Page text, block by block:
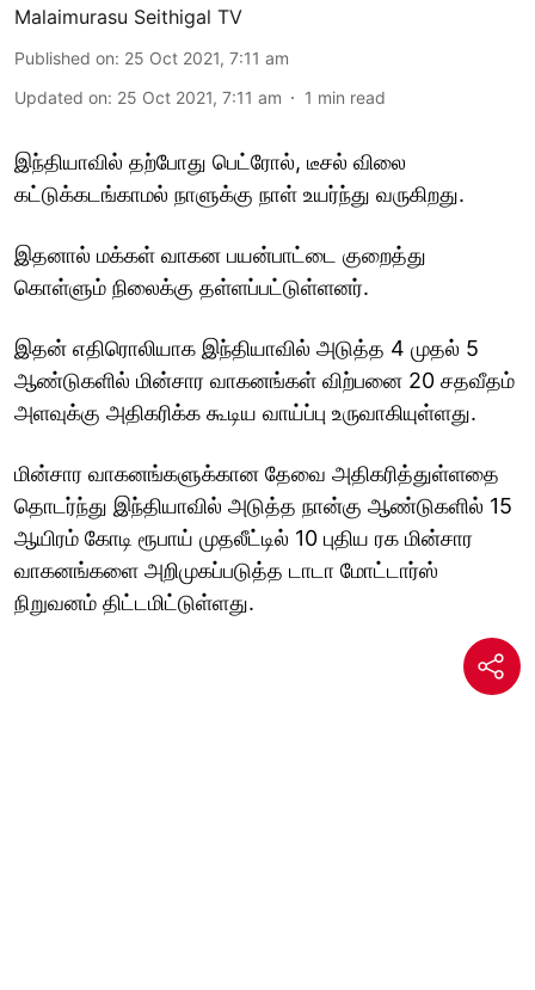
Malaimurasu Seithigal TV
Published on: 25 Oct 2021, 7:11 am
Updated on: 25 Oct 2021, 7:11 am 1 min read
இந்தியாவில் தற்போது பெட்ரோல், டீசல் விலை
கட்டுக்கடங்காமல் நாளுக்கு நாள் உயர்ந்து வருகிறது.
இதனால் மக்கள் வாகன பயன்பாட்டை குறைத்து
கொள்ளும் நிலைக்கு தள்ளப்பட்டுள்ளனர்.
இதன் எதிரொலியாக இந்தியாவில் அடுத்த 4 முதல் 5
ஆண்டுகளில் மின்சார வாகனங்கள் விற்பனை 20 சதவீதம்
அளவுக்கு அதிகரிக்க கூடிய வாய்ப்பு உருவாகியுள்ளது.
மின்சார வாகனங்களுக்கான தேவை அதிகரித்துள்ளதை
தொடர்ந்து இந்தியாவில் அடுத்த நான்கு ஆண்டுகளில் 15
ஆயிரம் கோடி ரூபாய் முதலீட்டில் 10 புதிய ரக மின்சார
வாகனங்களை அறிமுகப்படுத்த டாடா மோட்டார்ஸ்
நிறுவனம் திட்டமிட்டுள்ளது.